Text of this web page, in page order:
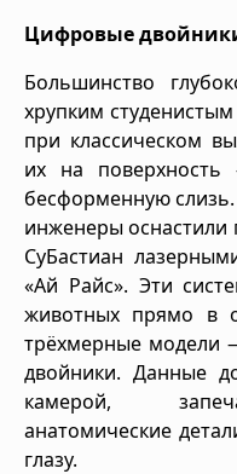
Цифровые
Большинство
хрупким
при классическом
их на
бесформенную
инженеры оснастили
СуБастиан
«Ай Райс». Эти
животных прямо в
трёхмерные модели
двойники. Данные
камерой,
анатомические
глазу.